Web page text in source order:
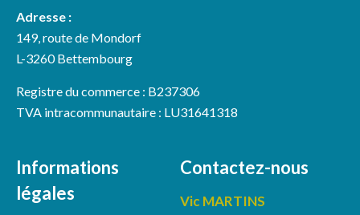
Adresse :
149, route de Mondorf
L-3260 Bettembourg
Registre du commerce : B237306
TVA intracommunautaire : LU31641318
Informations
légales
Contactez-nous
Vic MARTINS